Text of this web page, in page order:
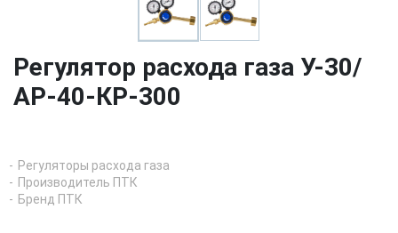
Регулятор расхода газа У-30/
АР-40-КР-300
Регуляторы расхода газа
Производитель ПТК
Бренд ПТК